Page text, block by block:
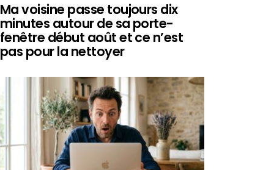
Ma voisine passe toujours dix
minutes autour de sa porte-
fenêtre début août et ce n’est
pas pour la nettoyer